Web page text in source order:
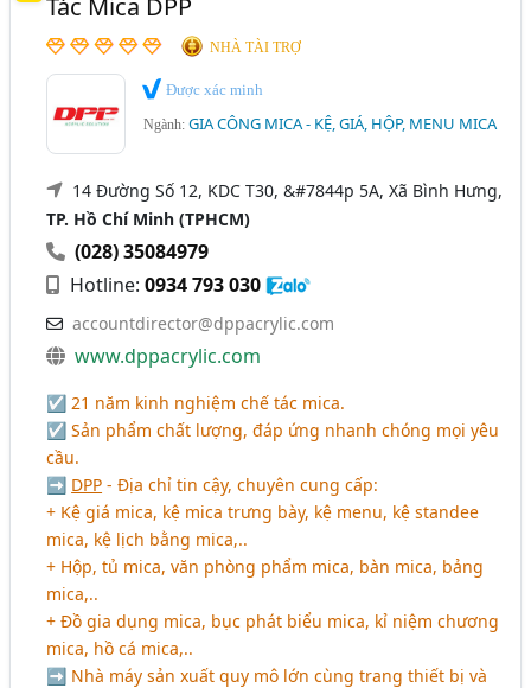
NHÀ TÀI TRỢ
Được xác minh
Ngành:GIA CÔNG MICA - KỆ, GIÁ, HỘP, MENU MICA
14 Đường Số 12, KDC T30, &#7844p 5A, Xã Bình Hưng,
TP. Hồ Chí Minh (TPHCM)
(028) 35084979
Hotline:0934 793 030
accountdirector@dppacrylic.com
www.dppacrylic.com
☑ 21 năm kinh nghiệm chế tác mica.
☑ Sản phẩm chất lượng, đáp ứng nhanh chóng mọi yêu
cầu.
➡ DPP - Địa chỉ tin cậy, chuyên cung cấp:
+ Kệ giá mica, kệ mica trưng bày, kệ menu, kệ standee
mica, kệ lịch bằng mica,..
+ Hộp, tủ mica, văn phòng phẩm mica, bàn mica, bảng
mica,..
+ Đồ gia dụng mica, bục phát biểu mica, kỉ niệm chương
mica, hồ cá mica,..
➡ Nhà máy sản xuất quy mô lớn cùng trang thiết bị và